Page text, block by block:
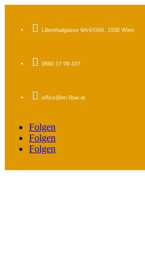
 Lilienthalgasse 9A/4/G04, 1030 Wien
 0660 17 09 437
 office@im-flow.at
Folgen
Folgen
Folgen